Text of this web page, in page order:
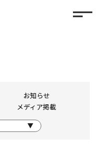
お知らせ
メディア掲載